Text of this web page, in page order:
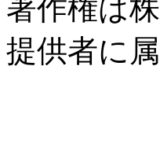
著作権は
提供者に